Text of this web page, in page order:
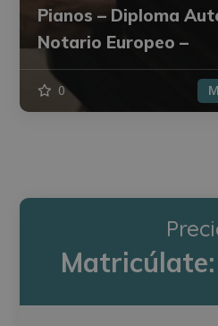
Pianos – Diploma
Notario Europeo –
0